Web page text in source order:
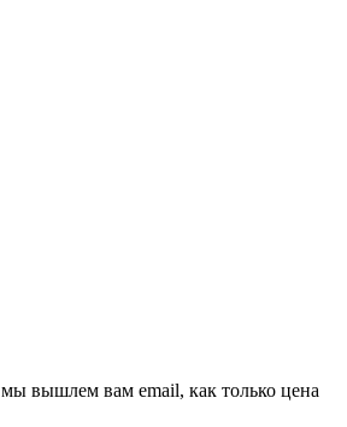
вышлем вам email, как только цена